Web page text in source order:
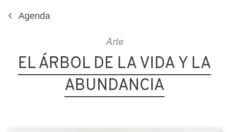
Agenda
Arte
EL ÁRBOL DE LA VIDA Y LA
ABUNDANCIA